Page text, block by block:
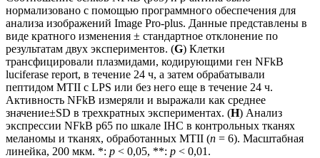
нормализовано с помощью программного обеспечения для
анализа изображений Image Pro-plus. Данные представлены в
виде кратного изменения ± стандартное отклонение по
результатам двух экспериментов. (G) Клетки
трансфицировали плазмидами, кодирующими ген NFkB
luciferase report, в течение 24 ч, а затем обрабатывали
пептидом MTII с LPS или без него еще в течение 24 ч.
Активность NFkB измеряли и выражали как среднее
значение±SD в трехкратных экспериментах. (H) Анализ
экспрессии NFkB p65 по шкале IHC в контрольных тканях
меланомы и тканях, обработанных MTII (n = 6). Масштабная
линейка, 200 мкм. *: p < 0,05, **: p < 0,01.